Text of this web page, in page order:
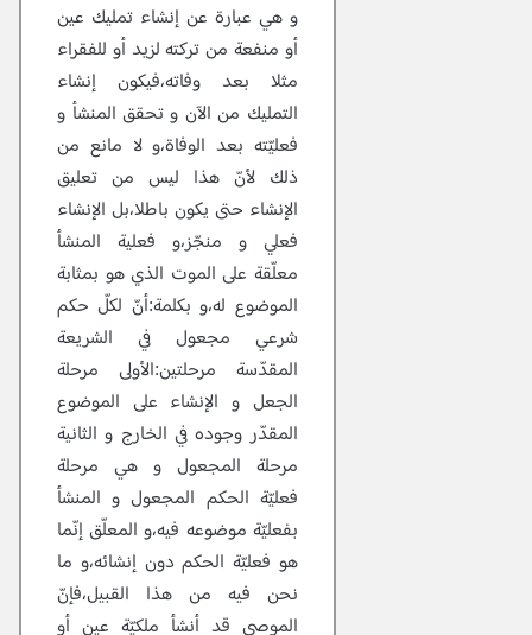
و هي عبارة عن إنشاء تمليك عين
أو منفعة من تركته لزيد أو للفقراء
مثلا بعد وفاته،فيكون إنشاء
التمليك من الآن و تحقق المنشأ و
فعليّته بعد الوفاة،و لا مانع من
ذلك لأنّ هذا ليس من تعليق
الإنشاء حتى يكون باطلا،بل الإنشاء
فعلي و منجّز،و فعلية المنشأ
معلّقة على الموت الذي هو بمثابة
الموضوع له،و بكلمة:أنّ لكلّ حكم
شرعي مجعول في الشريعة
المقدّسة مرحلتين:الأولى مرحلة
الجعل و الإنشاء على الموضوع
المقدّر وجوده في الخارج و الثانية
مرحلة المجعول و هي مرحلة
فعليّة الحكم المجعول و المنشأ
بفعليّة موضوعه فيه،و المعلّق إنّما
هو فعليّة الحكم دون إنشائه،و ما
نحن فيه من هذا القبيل،فإنّ
الموصي قد أنشأ ملكيّة عين أو